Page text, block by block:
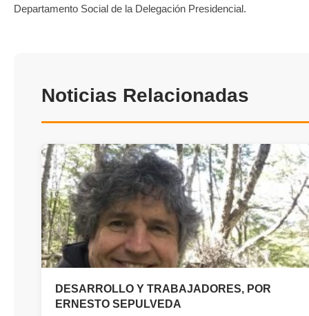
Departamento Social de la Delegación Presidencial.
Noticias Relacionadas
DESARROLLO Y TRABAJADORES, POR
ERNESTO SEPULVEDA